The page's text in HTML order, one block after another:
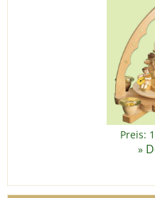
Preis:
»